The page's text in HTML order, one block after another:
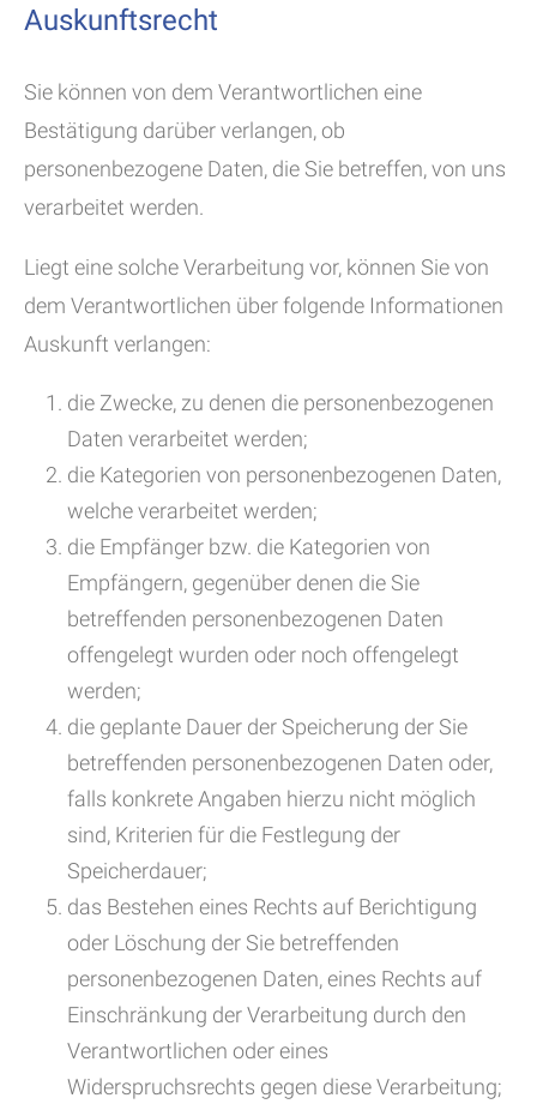
Auskunftsrecht
Sie können von dem Verantwortlichen eine
Bestätigung darüber verlangen, ob
personenbezogene Daten, die Sie betreffen, von uns
verarbeitet werden.
Liegt eine solche Verarbeitung vor, können Sie von
dem Verantwortlichen über folgende Informationen
Auskunft verlangen:
die Zwecke, zu denen die personenbezogenen
Daten verarbeitet werden;
die Kategorien von personenbezogenen Daten,
welche verarbeitet werden;
die Empfänger bzw. die Kategorien von
Empfängern, gegenüber denen die Sie
betreffenden personenbezogenen Daten
offengelegt wurden oder noch offengelegt
werden;
die geplante Dauer der Speicherung der Sie
betreffenden personenbezogenen Daten oder,
falls konkrete Angaben hierzu nicht möglich
sind, Kriterien für die Festlegung der
Speicherdauer;
das Bestehen eines Rechts auf Berichtigung
oder Löschung der Sie betreffenden
personenbezogenen Daten, eines Rechts auf
Einschränkung der Verarbeitung durch den
Verantwortlichen oder eines
Widerspruchsrechts gegen diese Verarbeitung;